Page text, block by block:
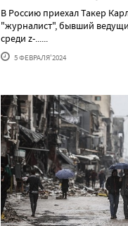
В Россию приехал Такер
"журналист", бывший
среди z-......
5 ФЕВРАЛЯ'2024